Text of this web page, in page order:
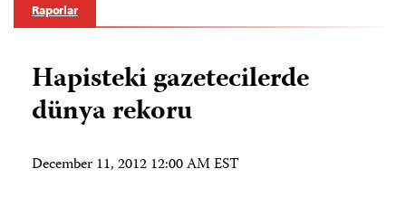
Raporlar
Hapisteki gazetecilerde
dünya rekoru
December 11, 2012 12:00 AM EST